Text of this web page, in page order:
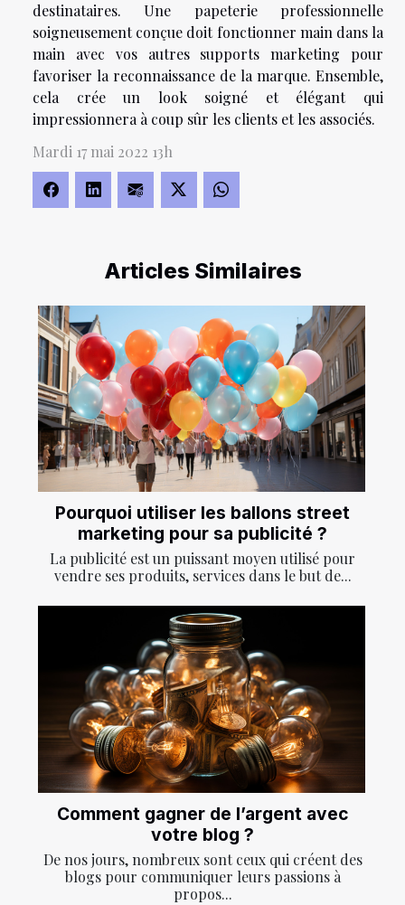
Articles Similaires
Pourquoi utiliser les ballons street
marketing pour sa publicité ?
La publicité est un puissant moyen utilisé pour
vendre ses produits, services dans le but de...
Comment gagner de l’argent avec
votre blog ?
De nos jours, nombreux sont ceux qui créent des
blogs pour communiquer leurs passions à
propos...
destinataires. Une papeterie professionnelle
soigneusement conçue doit fonctionner main dans la
main avec vos autres supports marketing pour
favoriser la reconnaissance de la marque. Ensemble,
cela crée un look soigné et élégant qui
impressionnera à coup sûr les clients et les associés.
Mardi 17 mai 2022 13h